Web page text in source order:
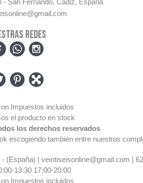
- San Fernando, Cádiz, España
REDES
Impuestos incluidos
el producto en stock
los derechos reservados
escogiendo también entre nuestros
- (España) | veintiseisonline@gmail.com |
13:30 17:00-20:00
Impuestos incluidos